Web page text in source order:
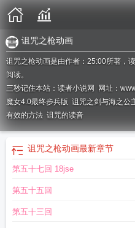
诅咒之枪动画
诅咒之枪动画是由作者：25:00所著，
阅读。
三秒记住本站：读者小说网 网址：
魔女4.0最终步兵版 诅咒之剑与海之公
有效的方法 诅咒的读音
诅咒之枪动画最新章节
第五十七回 18jse
第五十五回
第五十三回